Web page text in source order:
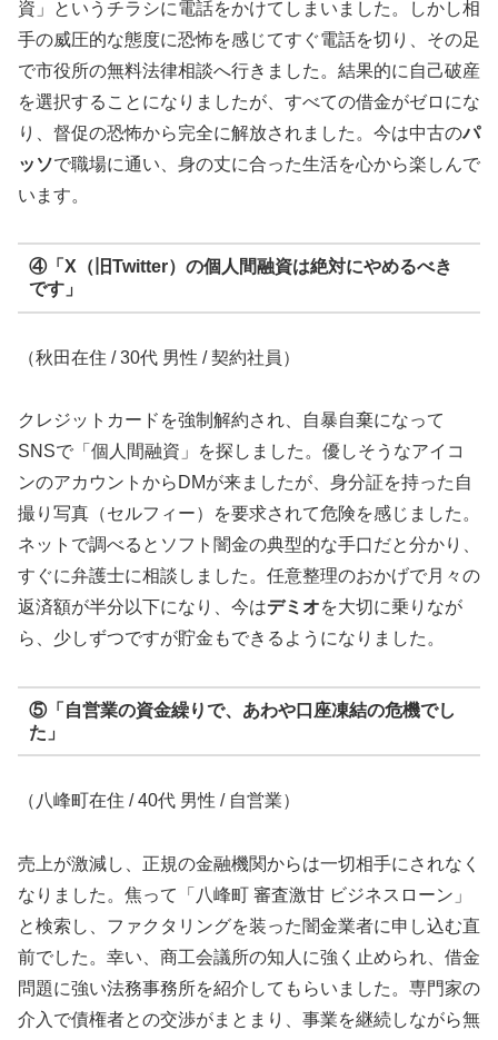
資」というチラシに電話をかけてしまいました。しかし相
手の威圧的な態度に恐怖を感じてすぐ電話を切り、その足
で市役所の無料法律相談へ行きました。結果的に自己破産
を選択することになりましたが、すべての借金がゼロにな
り、督促の恐怖から完全に解放されました。今は中古のパ
ッソで職場に通い、身の丈に合った生活を心から楽しんで
います。
④「X（旧Twitter）の個人間融資は絶対にやめるべき
です」
（秋田在住 / 30代 男性 / 契約社員）
クレジットカードを強制解約され、自暴自棄になって
SNSで「個人間融資」を探しました。優しそうなアイコ
ンのアカウントからDMが来ましたが、身分証を持った自
撮り写真（セルフィー）を要求されて危険を感じました。
ネットで調べるとソフト闇金の典型的な手口だと分かり、
すぐに弁護士に相談しました。任意整理のおかげで月々の
返済額が半分以下になり、今はデミオを大切に乗りなが
ら、少しずつですが貯金もできるようになりました。
⑤「自営業の資金繰りで、あわや口座凍結の危機でし
た」
（八峰町在住 / 40代 男性 / 自営業）
売上が激減し、正規の金融機関からは一切相手にされなく
なりました。焦って「八峰町 審査激甘 ビジネスローン」
と検索し、ファクタリングを装った闇金業者に申し込む直
前でした。幸い、商工会議所の知人に強く止められ、借金
問題に強い法務事務所を紹介してもらいました。専門家の
介入で債権者との交渉がまとまり、事業を継続しながら無